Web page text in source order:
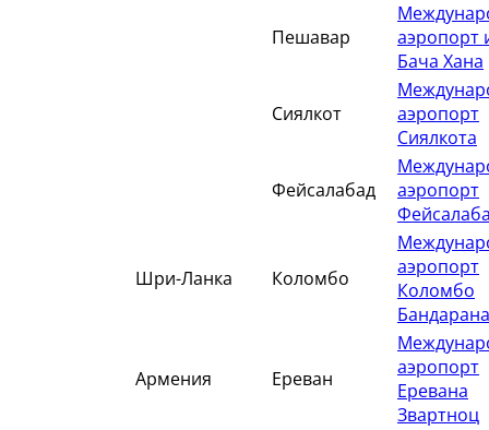
Пешавар
аэропорт
Бача Хана
Сиялкот
аэропорт
Сиялкота
Фейсалабад
аэропорт
Шри-Ланка Коломбо
аэропорт
Коломбо
Армения Ереван
аэропорт
Еревана
Звартноц